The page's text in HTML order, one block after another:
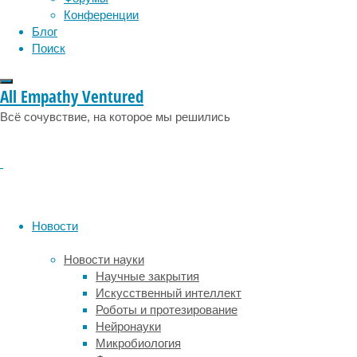
Конференции
Блог
Поиск
All Empathy Ventured
Всё сочувствие, на которое мы решились
Новости
Новости науки
Научные закрытия
Искусственный интеллект
Роботы и протезирование
Нейронауки
Микробиология
загрязнителем.
ламп
с коррелированной
цвет
29 процентов,
воспринимается
резкий
белый
эмоции